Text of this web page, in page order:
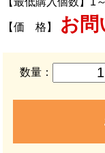
【価 格】 お問
数量：